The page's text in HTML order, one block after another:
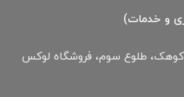
و خدمات)
کوهک، طلوع سوم، فروشگاه لوکس